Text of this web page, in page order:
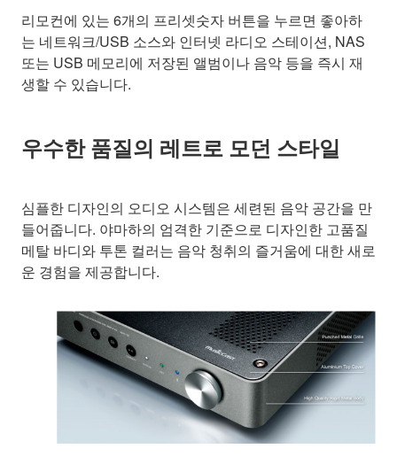
리모컨에 있는 6개의 프리셋숫자 버튼을 누르면 좋아하
는 네트워크/USB 소스와 인터넷 라디오 스테이션, NAS
또는 USB 메모리에 저장된 앨범이나 음악 등을 즉시 재
생할 수 있습니다.
우수한 품질의 레트로 모던 스타일
심플한 디자인의 오디오 시스템은 세련된 음악 공간을 만
들어줍니다. 야마하의 엄격한 기준으로 디자인한 고품질
메탈 바디와 투톤 컬러는 음악 청취의 즐거움에 대한 새로
운 경험을 제공합니다.